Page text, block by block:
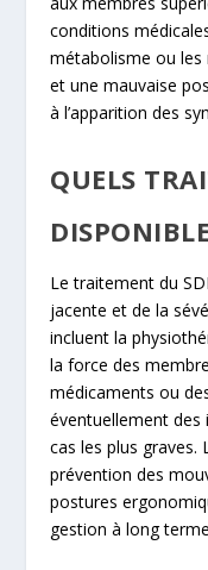
conditions
métabolisme ou les
et une mauvaise
à l’apparition des
QUELS
Le traitement du
jacente et de la
incluent la
la force des
médicaments ou
éventuellement des
cas les plus graves.
prévention des
postures
gestion à long